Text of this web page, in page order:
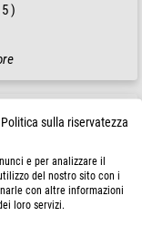
)
Politica sulla riservatezza
e per analizzare il
del nostro sito con i
con altre informazioni
loro servizi.